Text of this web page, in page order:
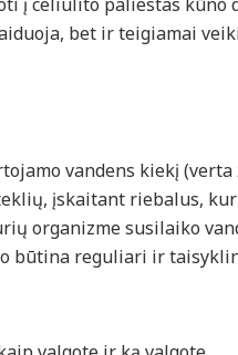
bet ir teigiamai
vandens kiekį
įskaitant riebalus,
organizme susilaiko
būtina reguliari ir